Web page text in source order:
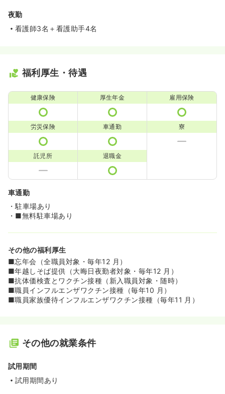
夜勤
看護師3名＋看護助手4名
福利厚生・待遇
健康保険 厚生年金 雇用保険
労災保険 車通勤 寮
託児所 退職金
車通勤
・駐車場あり
・■無料駐車場あり
その他の福利厚生
■忘年会（全職員対象・毎年12 月）
■年越しそば提供（大晦日夜勤者対象・毎年12 月）
■抗体価検査とワクチン接種（新入職員対象・随時）
■職員インフルエンザワクチン接種（毎年10 月）
■職員家族優待インフルエンザワクチン接種（毎年11 月）
その他の就業条件
試用期間
試用期間あり